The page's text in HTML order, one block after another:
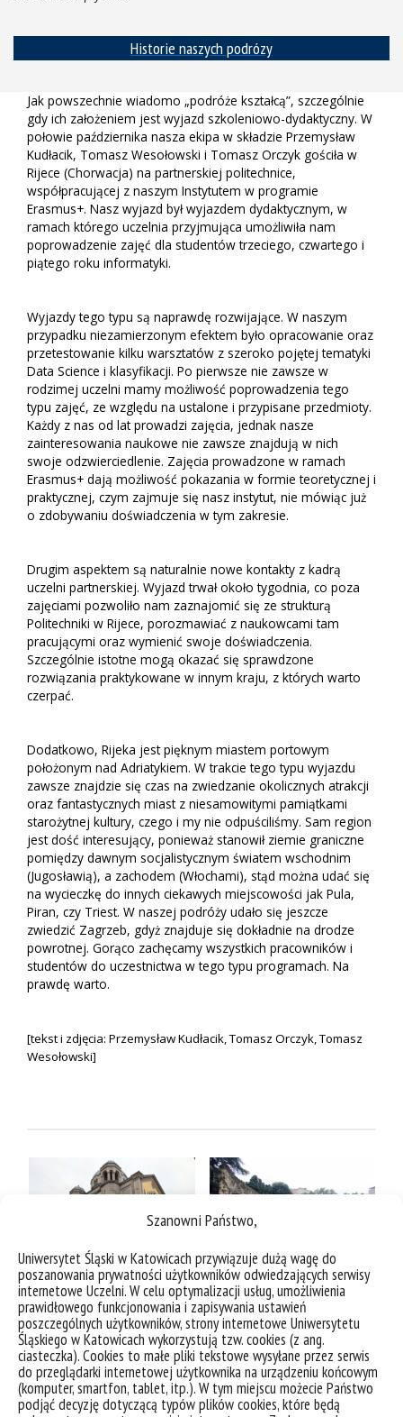
Szanowni Państwo,
Uniwersytet Śląski w Katowicach przywiązuje dużą wagę do
poszanowania prywatności użytkowników odwiedzających serwisy
internetowe Uczelni. W celu optymalizacji usług, umożliwienia
prawidłowego funkcjonowania i zapisywania ustawień
poszczególnych użytkowników, strony internetowe Uniwersytetu
Śląskiego w Katowicach wykorzystują tzw. cookies (z ang.
ciasteczka). Cookies to małe pliki tekstowe wysyłane przez serwis
do przeglądarki internetowej użytkownika na urządzeniu końcowym
(komputer, smartfon, tablet, itp.). W tym miejscu możecie Państwo
podjąć decyzję dotyczącą typów plików cookies, które będą
Historie naszych podrózy
Jak powszechnie wiadomo „podróże kształcą”, szczególnie
gdy ich założeniem jest wyjazd szkoleniowo-dydaktyczny. W
połowie października nasza ekipa w składzie Przemysław
Kudłacik, Tomasz Wesołowski i Tomasz Orczyk gościła w
Rijece (Chorwacja) na partnerskiej politechnice,
współpracującej z naszym Instytutem w programie
Erasmus+. Nasz wyjazd był wyjazdem dydaktycznym, w
ramach którego uczelnia przyjmująca umożliwiła nam
poprowadzenie zajęć dla studentów trzeciego, czwartego i
piątego roku informatyki.
Wyjazdy tego typu są naprawdę rozwijające. W naszym
przypadku niezamierzonym efektem było opracowanie oraz
przetestowanie kilku warsztatów z szeroko pojętej tematyki
Data Science i klasyfikacji. Po pierwsze nie zawsze w
rodzimej uczelni mamy możliwość poprowadzenia tego
typu zajęć, ze względu na ustalone i przypisane przedmioty.
Każdy z nas od lat prowadzi zajęcia, jednak nasze
zainteresowania naukowe nie zawsze znajdują w nich
swoje odzwierciedlenie. Zajęcia prowadzone w ramach
Erasmus+ dają możliwość pokazania w formie teoretycznej i
praktycznej, czym zajmuje się nasz instytut, nie mówiąc już
o zdobywaniu doświadczenia w tym zakresie.
Drugim aspektem są naturalnie nowe kontakty z kadrą
uczelni partnerskiej. Wyjazd trwał około tygodnia, co poza
zajęciami pozwoliło nam zaznajomić się ze strukturą
Politechniki w Rijece, porozmawiać z naukowcami tam
pracującymi oraz wymienić swoje doświadczenia.
Szczególnie istotne mogą okazać się sprawdzone
rozwiązania praktykowane w innym kraju, z których warto
czerpać.
Dodatkowo, Rijeka jest pięknym miastem portowym
położonym nad Adriatykiem. W trakcie tego typu wyjazdu
zawsze znajdzie się czas na zwiedzanie okolicznych atrakcji
oraz fantastycznych miast z niesamowitymi pamiątkami
starożytnej kultury, czego i my nie odpuściliśmy. Sam region
jest dość interesujący, ponieważ stanowił ziemie graniczne
pomiędzy dawnym socjalistycznym światem wschodnim
(Jugosławią), a zachodem (Włochami), stąd można udać się
na wycieczkę do innych ciekawych miejscowości jak Pula,
Piran, czy Triest. W naszej podróży udało się jeszcze
zwiedzić Zagrzeb, gdyż znajduje się dokładnie na drodze
powrotnej. Gorąco zachęcamy wszystkich pracowników i
studentów do uczestnictwa w tego typu programach. Na
prawdę warto.
[tekst i zdjęcia: Przemysław Kudłacik, Tomasz Orczyk, Tomasz
Wesołowski]